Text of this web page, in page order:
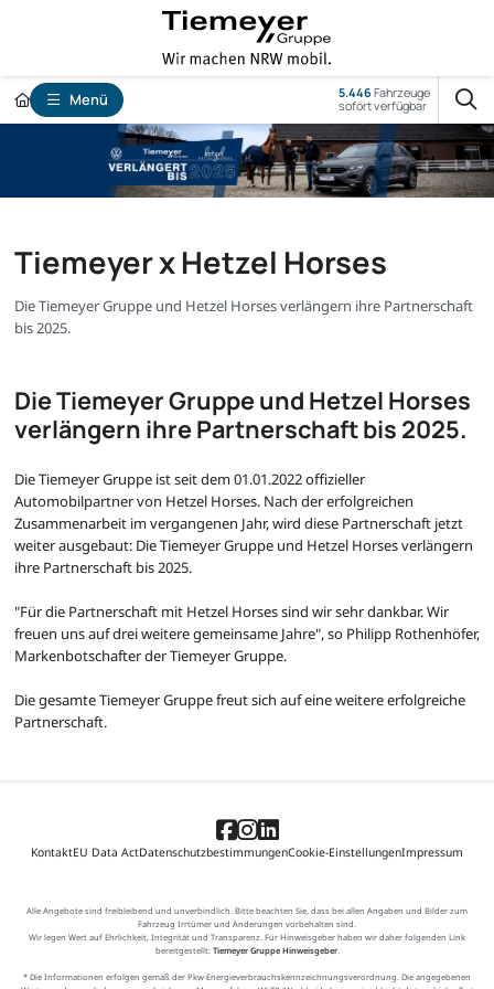
Menü 5.446Fahrzeuge
sofort verfügbar
Tiemeyer x Hetzel Horses
Die Tiemeyer Gruppe und Hetzel Horses verlängern ihre Partnerschaft
bis 2025.
Die Tiemeyer Gruppe und Hetzel Horses
verlängern ihre Partnerschaft bis 2025.
Die Tiemeyer Gruppe ist seit dem 01.01.2022 offizieller
Automobilpartner von Hetzel Horses. Nach der erfolgreichen
Zusammenarbeit im vergangenen Jahr, wird diese Partnerschaft jetzt
weiter ausgebaut: Die Tiemeyer Gruppe und Hetzel Horses verlängern
ihre Partnerschaft bis 2025.
"Für die Partnerschaft mit Hetzel Horses sind wir sehr dankbar. Wir
freuen uns auf drei weitere gemeinsame Jahre", so Philipp Rothenhöfer,
Markenbotschafter der Tiemeyer Gruppe.
Die gesamte Tiemeyer Gruppe freut sich auf eine weitere erfolgreiche
Partnerschaft.
KontaktEU Data ActDatenschutzbestimmungenCookie-EinstellungenImpressum
Alle Angebote sind freibleibend und unverbindlich. Bitte beachten Sie, dass bei allen Angaben und Bilder zum
Fahrzeug Irrtümer und Änderungen vorbehalten sind.
Wir legen Wert auf Ehrlichkeit, Integrität und Transparenz. Für Hinweisgeber haben wir daher folgenden Link
bereitgestellt: Tiemeyer Gruppe Hinweisgeber.
* Die Informationen erfolgen gemäß der Pkw-Energieverbrauchskennzeichnungsverordnung. Die angegebenen